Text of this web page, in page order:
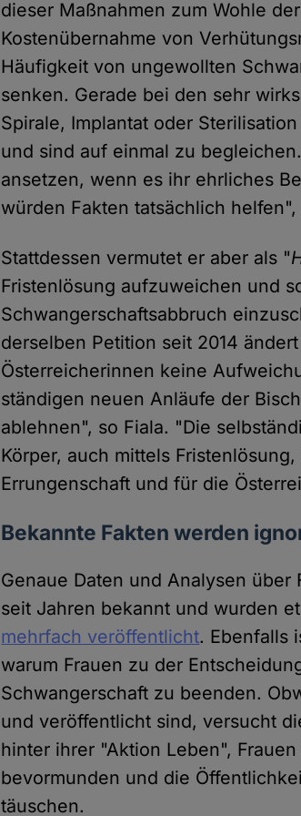
dieser Maßnahmen zum Wohle
Kostenübernahme von
Häufigkeit von ungewollten
senken. Gerade bei den sehr
Spirale, Implantat oder
und sind auf einmal zu
ansetzen, wenn es ihr ehrliches
würden Fakten tatsächlich helfen",
Stattdessen vermutet er aber als "
Fristenlösung aufzuweichen und
Schwangerschaftsabbruch
derselben Petition seit 2014
Österreicherinnen keine
ständigen neuen Anläufe der
ablehnen", so Fiala. "Die
Körper, auch mittels
Errungenschaft und für die
Bekannte Fakten werden
Genaue Daten und Analysen
seit Jahren bekannt und wurden
mehrfach veröffentlicht. Ebenfalls
warum Frauen zu der
Schwangerschaft zu beenden.
und veröffentlicht sind, versucht
hinter ihrer "Aktion Leben",
bevormunden und die
täuschen.